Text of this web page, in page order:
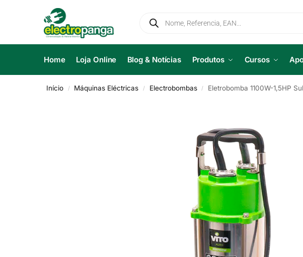
Home Loja Online Blog & Notícias Produtos Cursos
Início / Máquinas Eléctricas / Electrobombas / Eletrobomba 1100W-1,5HP